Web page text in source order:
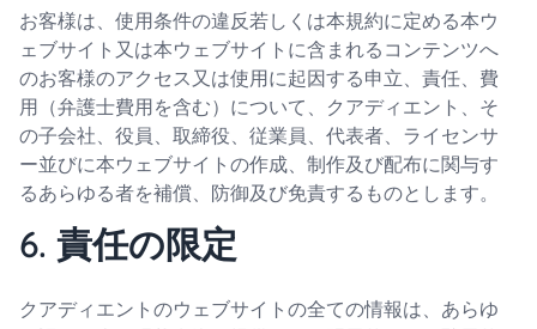
お客様は、使用条件の違反若しくは本規約に定める本ウ
ェブサイト又は本ウェブサイトに含まれるコンテンツへ
のお客様のアクセス又は使用に起因する申立、責任、費
用（弁護士費用を含む）について、クアディエント、そ
の子会社、役員、取締役、従業員、代表者、ライセンサ
ー並びに本ウェブサイトの作成、制作及び配布に関与す
るあらゆる者を補償、防御及び免責するものとします。
6. 責任の限定
クアディエントのウェブサイトの全ての情報は、あらゆ